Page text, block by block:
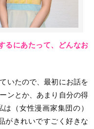
るにあたって、どんなお
いたので、最初にお話を
ンとか、あまり自分の得
（女性漫画家集団の）
がきれいですごく好きな